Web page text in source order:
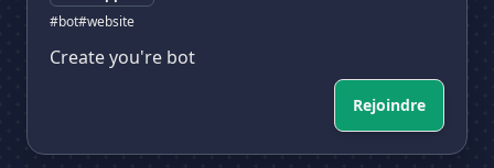
#bot#website
Create you're bot
Rejoindre